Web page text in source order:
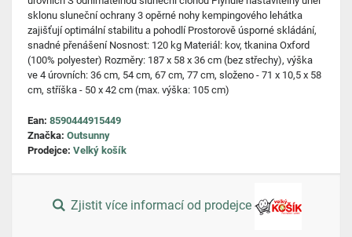
sklonu sluneční ochrany 3 opěrné nohy kempingového lehátka
zajišťují optimální stabilitu a pohodlí Prostorově úsporné skládání,
snadné přenášení Nosnost: 120 kg Materiál: kov, tkanina Oxford
(100% polyester) Rozměry: 187 x 58 x 36 cm (bez střechy), výška
ve 4 úrovních: 36 cm, 54 cm, 67 cm, 77 cm, složeno - 71 x 10,5 x 58
cm, stříška - 50 x 42 cm (max. výška: 105 cm)
Ean: 8590444915449
Značka: Outsunny
Prodejce: Velký košík
Zjistit více informací od prodejce